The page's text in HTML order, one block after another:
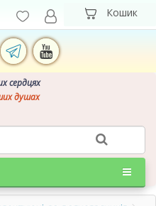
сердцях
душах